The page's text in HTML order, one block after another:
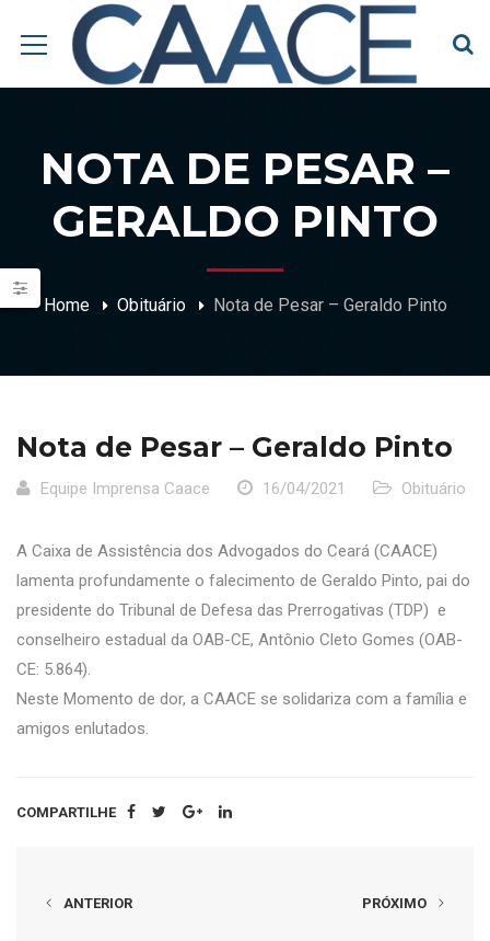
NOTA DE PESAR –
GERALDO PINTO
Home Obituário Nota de Pesar – Geraldo Pinto
Nota de Pesar – Geraldo Pinto
Equipe Imprensa Caace 16/04/2021 Obituário
A Caixa de Assistência dos Advogados do Ceará (CAACE)
lamenta profundamente o falecimento de Geraldo Pinto, pai do
presidente do Tribunal de Defesa das Prerrogativas (TDP) e
conselheiro estadual da OAB-CE, Antônio Cleto Gomes (OAB-
CE: 5.864).
Neste Momento de dor, a CAACE se solidariza com a família e
amigos enlutados.
COMPARTILHE
ANTERIOR PRÓXIMO